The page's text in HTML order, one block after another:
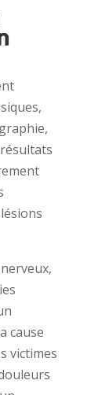
cause
victimes